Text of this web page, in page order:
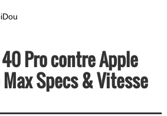
Pro contre Apple
Specs & Vitesse